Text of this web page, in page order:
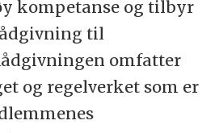
kompetanse og tilbyr
til
omfatter
og regelverket som er